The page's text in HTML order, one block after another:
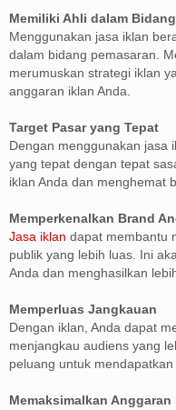
Memiliki Ahli dalam
Menggunakan jasa iklan
dalam bidang pemasaran.
merumuskan strategi iklan
anggaran iklan Anda.
Target Pasar yang Tepat
Dengan menggunakan jasa
yang tepat dengan tepat
iklan Anda dan menghemat
Memperkenalkan Brand
Jasa iklan dapat membantu
publik yang lebih luas. Ini
Anda dan menghasilkan
Memperluas Jangkauan
Dengan iklan, Anda dapat
menjangkau audiens yang
peluang untuk mendapatkan
Memaksimalkan Anggaran